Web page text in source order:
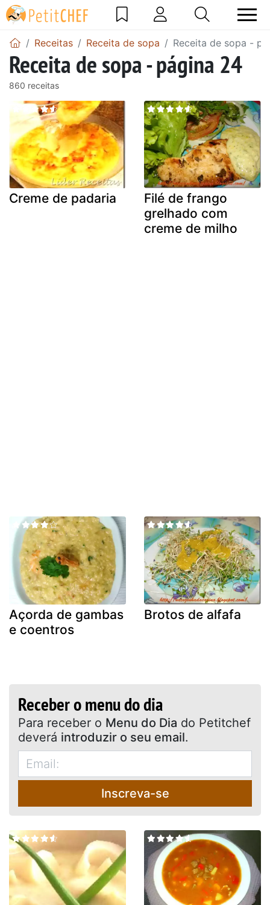
Receitas Receita de sopa Receita de sopa -
Receita de sopa - página 24
860 receitas
Creme de padaria
Filé de frango
grelhado com
creme de milho
Açorda de gambas
e coentros
Brotos de alfafa
Receber o menu do dia
Para receber o Menu do Dia do Petitchef
deverá introduzir o seu email.
Inscreva-se